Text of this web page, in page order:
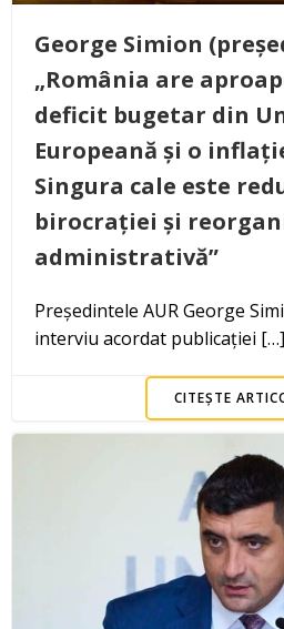
George Simion
„România are
deficit bugetar din
Europeană și o
Singura cale este
birocrației și
administrativă”
Președintele AUR George
interviu acordat publicației […]
CITEȘTE